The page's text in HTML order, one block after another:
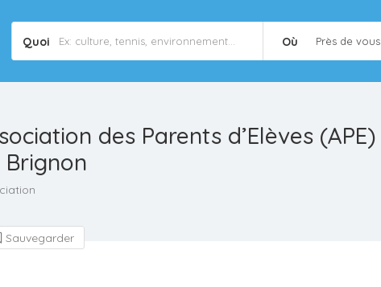
Quoi Où Près de vous
des Parents d’Elèves (APE)
Brignon
Sauvegarder